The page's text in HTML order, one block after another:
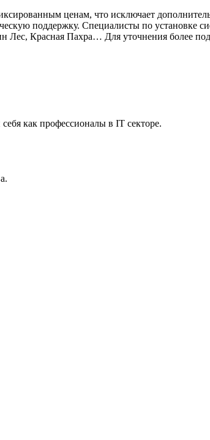
ценам, что исключает
поддержку. Специалисты по
Красная Пахра… Для уточнения более
как профессионалы в IT секторе.